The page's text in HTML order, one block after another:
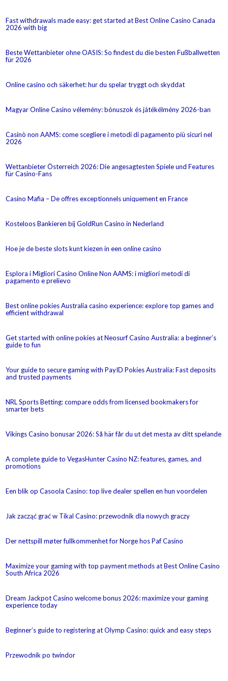
Fast withdrawals made easy: get started at Best Online Casino Canada
2026 with big
Beste Wettanbieter ohne OASIS: So findest du die besten Fußballwetten
für 2026
Online casino och säkerhet: hur du spelar tryggt och skyddat
Magyar Online Casino vélemény: bónuszok és játékélmény 2026-ban
Casinò non AAMS: come scegliere i metodi di pagamento più sicuri nel
2026
Wettanbieter Österreich 2026: Die angesagtesten Spiele und Features
für Casino-Fans
Casino Mafia – De offres exceptionnels uniquement en France
Kosteloos Bankieren bij GoldRun Casino in Nederland
Hoe je de beste slots kunt kiezen in een online casino
Esplora i Migliori Casino Online Non AAMS: i migliori metodi di
pagamento e prelievo
Best online pokies Australia casino experience: explore top games and
efficient withdrawal
Get started with online pokies at Neosurf Casino Australia: a beginner’s
guide to fun
Your guide to secure gaming with PayID Pokies Australia: Fast deposits
and trusted payments
NRL Sports Betting: compare odds from licensed bookmakers for
smarter bets
Vikings Casino bonusar 2026: Så här får du ut det mesta av ditt spelande
A complete guide to VegasHunter Casino NZ: features, games, and
promotions
Een blik op Casoola Casino: top live dealer spellen en hun voordelen
Jak zacząć grać w Tikal Casino: przewodnik dla nowych graczy
Der nettspill møter fullkommenhet for Norge hos Paf Casino
Maximize your gaming with top payment methods at Best Online Casino
South Africa 2026
Dream Jackpot Casino welcome bonus 2026: maximize your gaming
experience today
Beginner’s guide to registering at Olymp Casino: quick and easy steps
Przewodnik po twindor